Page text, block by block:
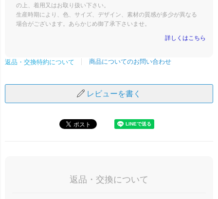
の上、着用又はお取り扱い下さい。
生産時期により、色、サイズ、デザイン、素材の質感が多少が異なる
場合がございます。あらかじめ御了承下さいませ。
詳しくはこちら
返品・交換特約について 商品についてのお問い合わせ
レビューを書く
返品・交換について